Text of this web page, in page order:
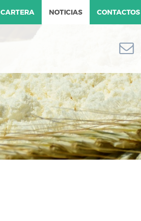
CARTERA NOTICIAS CONTACTOS